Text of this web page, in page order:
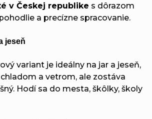
v Českej republike s dôrazom
a precízne spracovanie.
jeseň
variant je ideálny na jar a jeseň,
a vetrom, ale zostáva
Hodí sa do mesta, škôlky, školy